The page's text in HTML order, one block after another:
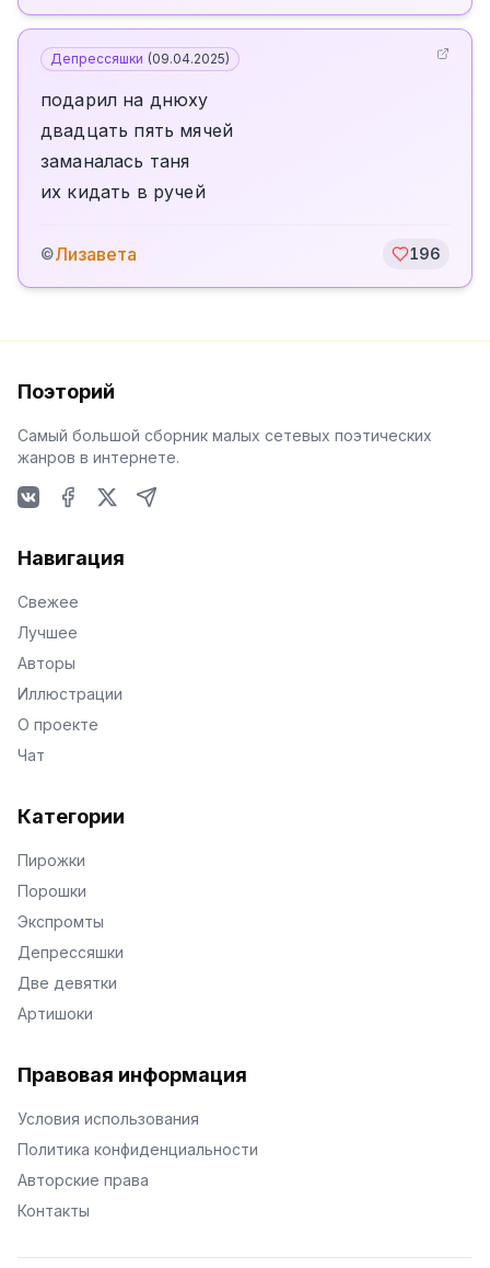
Депрессяшки (09.04.2025)
подарил на днюху
двадцать пять мячей
заманалась таня
их кидать в ручей
©Лизавета 196
Поэторий
Самый большой сборник малых сетевых поэтических
жанров в интернете.
Навигация
Свежее
Лучшее
Авторы
Иллюстрации
О проекте
Чат
Категории
Пирожки
Порошки
Экспромты
Депрессяшки
Две девятки
Артишоки
Правовая информация
Условия использования
Политика конфиденциальности
Авторские права
Контакты